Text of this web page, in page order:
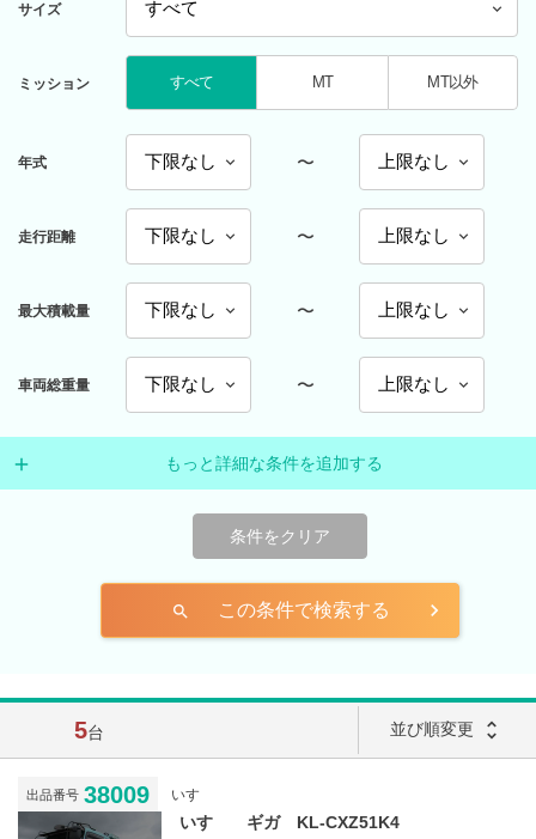
サイズ
ミッション すべて MT MT以外
年式 〜
走行距離 〜
最大積載量 〜
車両総重量 〜
もっと詳細な条件を追加する
条件をクリア
search この条件で検索する
5台 並び順変更 unfold_more
出品番号 38009 いすゞ
いすゞ ギガ KL-CXZ51K4